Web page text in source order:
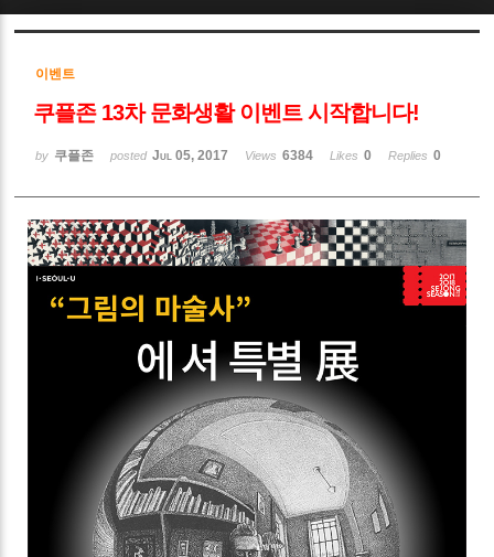
이벤트
쿠플존 13차 문화생활 이벤트 시작합니다!
by 쿠플존 posted Jul 05, 2017 Views 6384 Likes 0 Replies 0
Sketchbook5, 스케치북5
Sketchbook5, 스케치북5